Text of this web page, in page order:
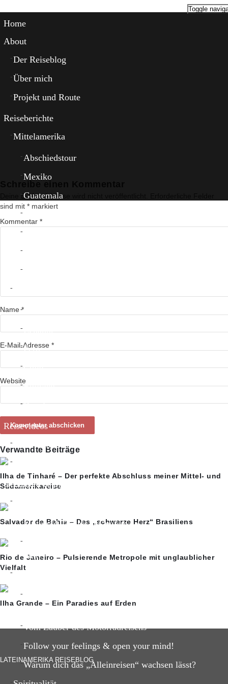
Toggle
Home
About
Der Reiseblog
Über mich
Projekt und Route
Reiseberichte
Mittelamerika
Abschiedstour
Mexiko
Guatemala
Kolumbien
Ecuador
Peru
Chile
Bolivien
Brasilien
Reisevideos
Südamerika
Gedanken & Inspiration
Motorrad Tuning in Guatemala
fällt?
Reise
Vom Zauber des Motorradreisens
Follow your feelings & open your mind!
Warum dich das „Alleinreisen“ wachsen lässt?
Deine E-Mail-Adresse wird nicht veröffentlicht.
sind mit * markiert
Kommentar *
Name*
E-Mail-Adresse *
Website
Verwandte Beiträge
Ilha de Tinharé – Der perfekte Abschluss meiner Mittel- und
Südamerikareise
Salvador de Bahia – Das „schwarze Herz“ Brasiliens
Rio de Janeiro – Pulsierende Metropole mit unglaublicher
Vielfalt
Ilha Grande – Ein Paradies auf Erden
LATEINAMERIKA REISEBLOG